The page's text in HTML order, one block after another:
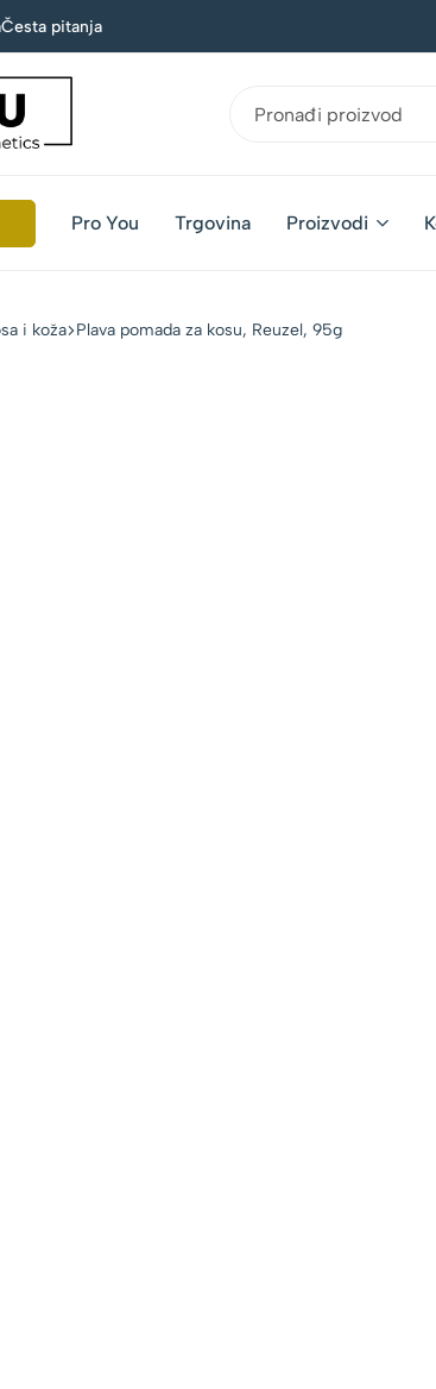
Česta pitanja
Pro You Trgovina Proizvodi
i koža Plava pomada za kosu, Reuzel, 95g